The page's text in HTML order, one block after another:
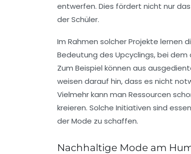
entwerfen. Dies fördert nicht nur
der Schüler.
Im Rahmen solcher Projekte lernen
Bedeutung des Upcyclings, bei dem
Zum Beispiel können aus
weisen darauf hin, dass es nicht
Vielmehr kann man Ressourcen
kreieren. Solche Initiativen sind
der Mode zu schaffen.
Nachhaltige Mode am